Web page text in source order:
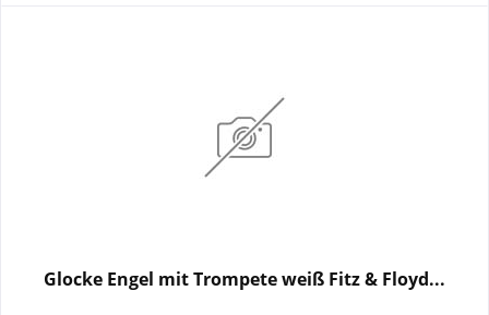
Glocke Engel mit Trompete weiß Fitz & Floyd...